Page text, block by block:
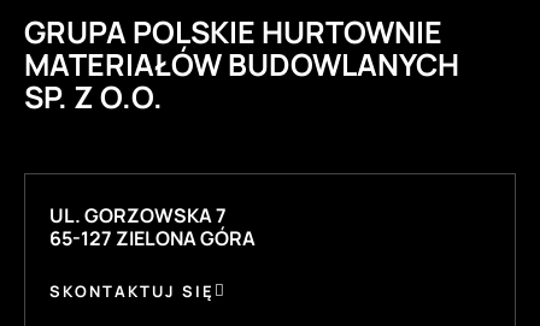
GRUPA POLSKIE HURTOWNIE
MATERIAŁÓW BUDOWLANYCH
SP. Z O.O.
UL. GORZOWSKA 7
65-127 ZIELONA GÓRA
SKONTAKTUJ SIĘ